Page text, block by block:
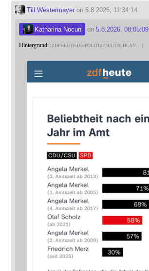
Till Westermayeron 6.8.2026, 11:34:14
Katharina Nocun on 5.8.2026, 08:05:09
Hintergrund: ZDFHEUTE.DE/POLITIK/DEUTSCHLAN